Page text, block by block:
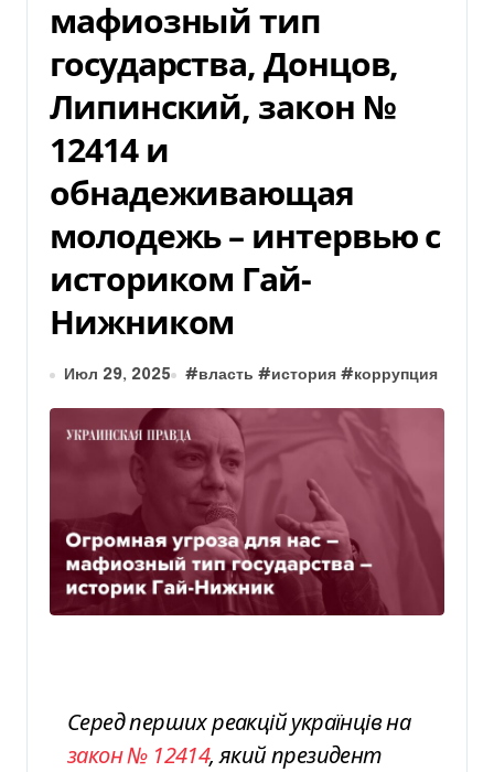
мафиозный тип
государства, Донцов,
Липинский, закон №
12414 и
обнадеживающая
молодежь – интервью с
историком Гай-
Нижником
Июл 29, 2025 #власть #история #коррупция
Серед перших реакцій українців на
закон № 12414, який президент